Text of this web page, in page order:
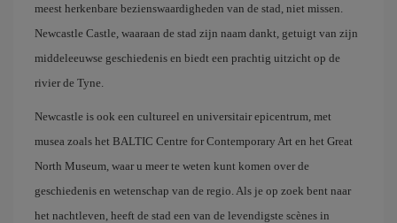
meest herkenbare bezienswaardigheden van de stad, niet missen.
Newcastle Castle, waaraan de stad zijn naam dankt, getuigt van zijn
middeleeuwse geschiedenis en biedt een prachtig uitzicht op de
rivier de Tyne.
Newcastle is ook een cultureel en universitair epicentrum, met
musea zoals het BALTIC Centre for Contemporary Art en het Great
North Museum, waar u meer te weten kunt komen over de
geschiedenis en wetenschap van de regio. Als je op zoek bent naar
het nachtleven, heeft de stad een van de levendigste scènes in